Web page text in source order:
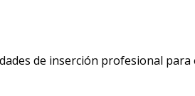
de inserción profesional